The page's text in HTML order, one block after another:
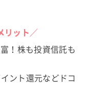
リット／
！株も投資信託も
ント還元などドコ